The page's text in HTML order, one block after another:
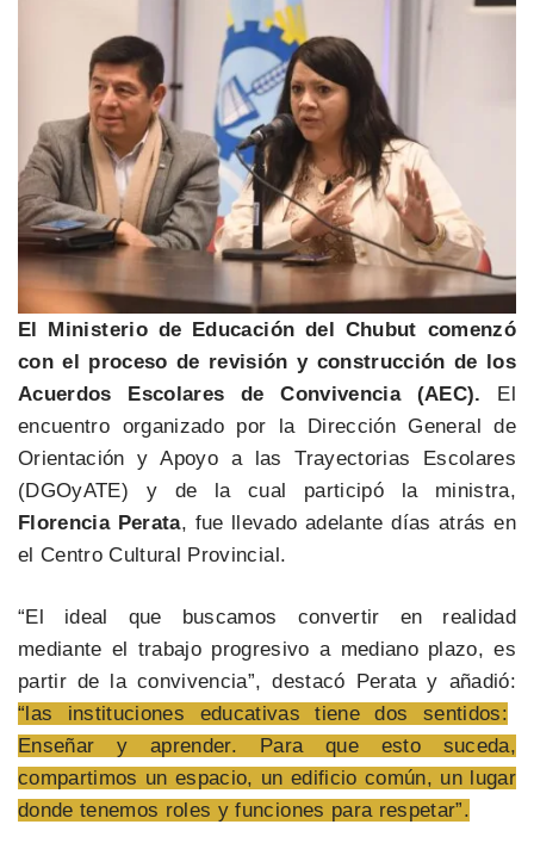
El Ministerio de Educación del Chubut comenzó
con el proceso de revisión y construcción de los
Acuerdos Escolares de Convivencia (AEC). El
encuentro organizado por la Dirección General de
Orientación y Apoyo a las Trayectorias Escolares
(DGOyATE) y de la cual participó la ministra,
Florencia Perata, fue llevado adelante días atrás en
el Centro Cultural Provincial.
“El ideal que buscamos convertir en realidad
mediante el trabajo progresivo a mediano plazo, es
partir de la convivencia”, destacó Perata y añadió:
“las instituciones educativas tiene dos sentidos:
Enseñar y aprender. Para que esto suceda,
compartimos un espacio, un edificio común, un lugar
donde tenemos roles y funciones para respetar”.